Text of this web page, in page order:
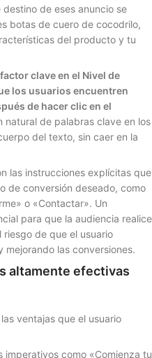
de eses anuncio se
botas de cuero de cocodrilo,
del producto y tu
clave en el Nivel de
los usuarios encuentren
de hacer clic en el
natural de palabras clave en los
del texto, sin caer en la
las instrucciones explícitas que
de conversión deseado, como
o «Contactar». Un
para que la audiencia realice
de que el usuario
las conversiones.
altamente efectivas
ventajas que el usuario
imperativos como «Comienza tu